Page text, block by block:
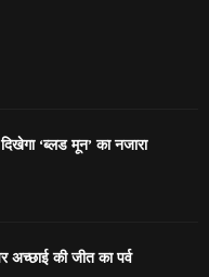
‘ब्लड मून’ का नजारा
अच्छाई की जीत का पर्व